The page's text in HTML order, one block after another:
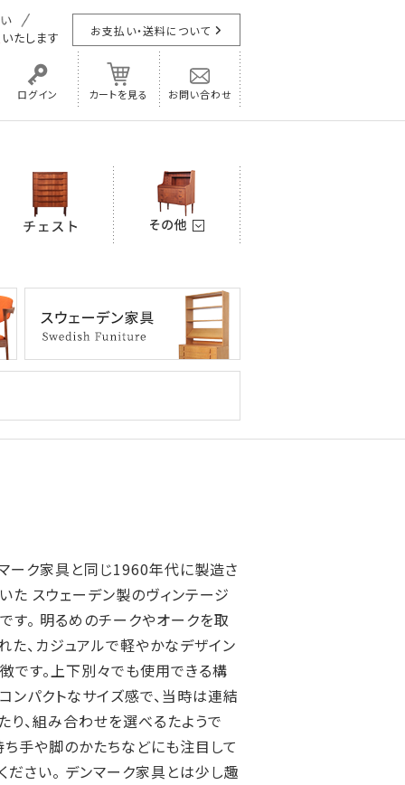
いたします お支払い・送料について
ログイン カートを見る お問い合わせ
ーク家具と同じ1960年代に製造さ
た スウェーデン製のヴィンテージ
す。 明るめのチークやオークを取
た、カジュアルで軽やかなデザイン
です。上下別々でも使用できる構
ンパクトなサイズ感で、当時は連結
り、組み合わせを選べるたようで
ち手や脚のかたちなどにも注目して
ださい。 デンマーク家具とは少し趣